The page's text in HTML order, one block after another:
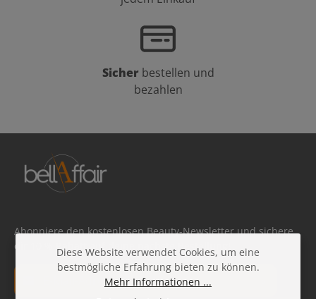
Sicher bestellen und
bezahlen
Abonniere den kostenlosen Beauty-Newsletter und sichere
dir 10 % Rabatt auf deine nächste Bestellung!
E-Mail-Adresse*
Diese Website verwendet Cookies, um eine
bestmögliche Erfahrung bieten zu können.
Mehr Informationen ...